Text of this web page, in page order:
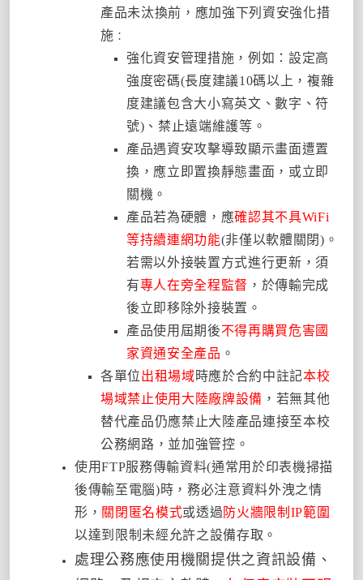
產品未汰換前，應加強下列資安強化措
施 ：
強化資安管理措施，例如：設定高
強度密碼(長度建議10碼以上，複雜
度建議包含大小寫英文、數字、符
號)、禁止遠端維護等。
產品遇資安攻擊導致顯示畫面遭置
換，應立即置換靜態畫面，或立即
關機。
產品若為硬體，應確認其不具WiFi
等持續連網功能(非僅以軟體關閉)。
若需以外接裝置方式進行更新，須
有專人在旁全程監督 ，於傳輸完成
後立即移除外接裝置。
產品使用屆期後不得再購買危害國
家資通安全產品 。
各單位出租場域時應於合約中註記本校
場域禁止使用大陸廠牌設備 ，若無其他
替代產品仍應禁止大陸產品連接至本校
公務網路，並加強管控。
使用FTP服務傳輸資料(通常用於印表機掃描
後傳輸至電腦)時，務必注意資料外洩之情
形， 關閉匿名模式或透過 防火牆限制IP範圍
以達到限制未經允許之設備存取。
處理公務應使用機關提供之資訊設備、